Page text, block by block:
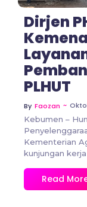
Dirjen
PLHUT
By Faozan ~
Kebumen –
Kementerian
kunjungan
Read